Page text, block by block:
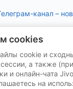
канал –
подбор
можете
cookies
cookie и
а также
и онлайн-чата
на